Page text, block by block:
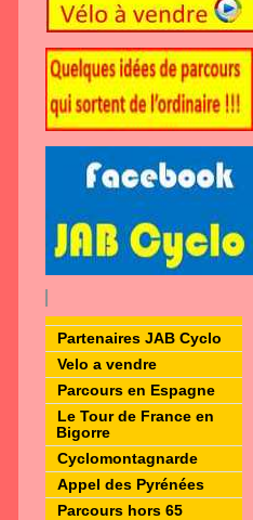
Partenaires JAB Cyclo
Velo a vendre
Parcours en Espagne
Le Tour de France en
Bigorre
Cyclomontagnarde
Appel des Pyrénées
Parcours hors 65